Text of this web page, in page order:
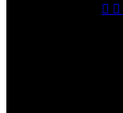
 